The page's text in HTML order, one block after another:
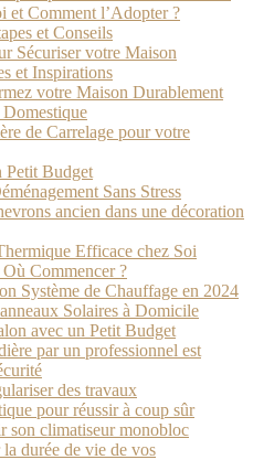
et Comment l’Adopter ?
et Conseils
Sécuriser votre Maison
et Inspirations
votre Maison Durablement
de Carrelage pour votre
Petit Budget
Sans Stress
ancien dans une décoration
Efficace chez Soi
Commencer ?
Système de Chauffage en 2024
Solaires à Domicile
avec un Petit Budget
par un professionnel est
des travaux
pour réussir à coup sûr
son climatiseur monobloc
durée de vie de vos